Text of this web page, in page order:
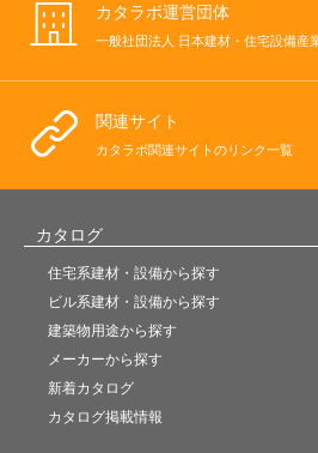
カタラボ運営団体
一般社団法人 日本建材・住宅設備産
関連サイト
カタラボ関連サイトのリンク一覧
カタログ
住宅系建材・設備から探す
ビル系建材・設備から探す
建築物用途から探す
メーカーから探す
新着カタログ
カタログ掲載情報